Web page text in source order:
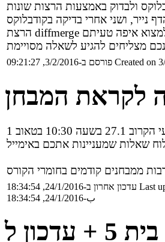
פורסם ב-3/2/2016, 09:21:27 Created on
לקראת המבחן
עדכון אחרון ב-24/1/2016, 18:34:54 Last
ب-24/1/2016, 18:34:54